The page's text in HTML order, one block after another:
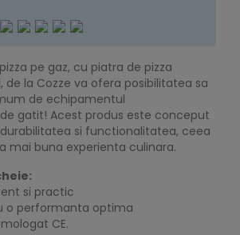
pe gaz, cu piatra de pizza
de la Cozze va ofera posibilitatea sa
de echipamentul
gatit! Acest produs este conceput
si functionalitatea, ceea
mai buna experienta culinara.
si practic
o performanta optima
CE.